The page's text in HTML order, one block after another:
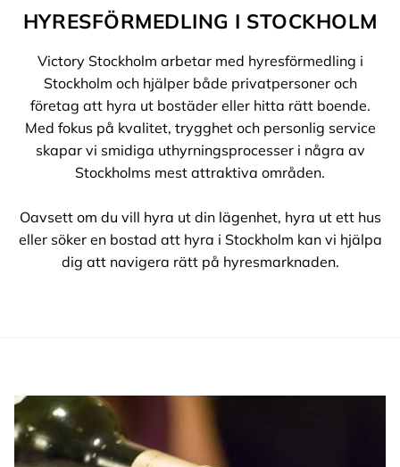
HYRESFÖRMEDLING I STOCKHOLM
Victory Stockholm arbetar med hyresförmedling i
Stockholm och hjälper både privatpersoner och
företag att hyra ut bostäder eller hitta rätt boende.
Med fokus på kvalitet, trygghet och personlig service
skapar vi smidiga uthyrningsprocesser i några av
Stockholms mest attraktiva områden.
Oavsett om du vill hyra ut din lägenhet, hyra ut ett hus
eller söker en bostad att hyra i Stockholm kan vi hjälpa
dig att navigera rätt på hyresmarknaden.